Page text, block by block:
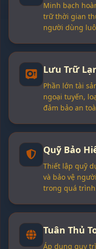
Minh bạch
trữ thời gian
người dùng
Lưu Trữ
Phần lớn tài
ngoại tuyến,
đảm bảo an
Quỹ Bảo
Thiết lập quỹ
và bảo vệ
trong quá
Tuân Thủ
Áp dụng quy